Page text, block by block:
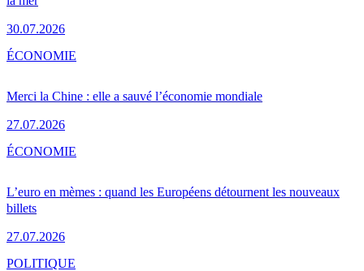
30.07.2026
Merci la Chine : elle a sauvé l’économie mondiale
27.07.2026
ÉCONOMIE
L’euro en mèmes : quand les Européens détournent les nouveaux
billets
27.07.2026
ÉCONOMIE
POLITIQUE